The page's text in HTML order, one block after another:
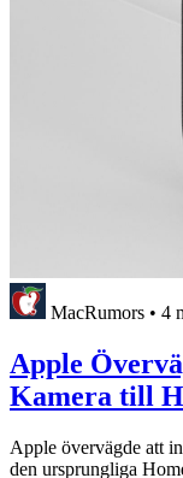
MacRumors • 4
Apple
Kamera till
Apple övervägde att
den ursprungliga